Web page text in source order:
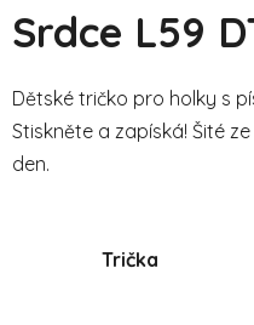
Srdce L59
Dětské tričko pro holky s
Stiskněte a zapíská! Šité
den.
Trička